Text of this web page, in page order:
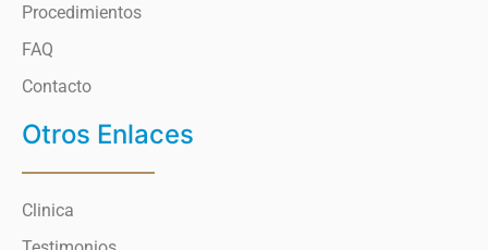
Procedimientos
FAQ
Contacto
Otros Enlaces
Clinica